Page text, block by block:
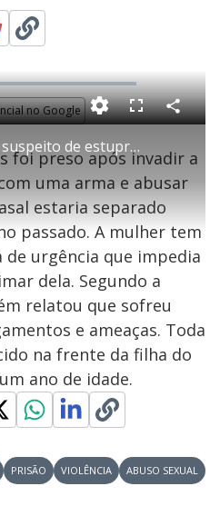
no Google
Homem é preso suspeito de estuprar a ex-companheira
F
l
s
c
e
n
C
o
a
r
i
l
foi preso após invadir a
uma arma e abusar
estaria separado
passado. A mulher tem
urgência que impedia
dela. Segundo a
relatou que sofreu
e ameaças. Toda
na frente da filha do
ano de idade.
PRISÃO VIOLÊNCIA ABUSO SEXUAL